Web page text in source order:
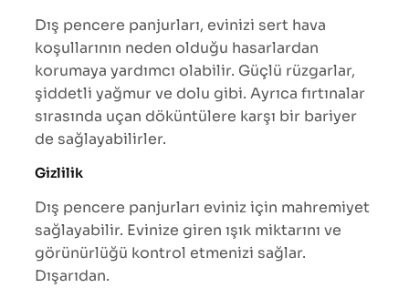
Dış pencere panjurları, evinizi sert hava
koşullarının neden olduğu hasarlardan
korumaya yardımcı olabilir. Güçlü rüzgarlar,
şiddetli yağmur ve dolu gibi. Ayrıca fırtınalar
sırasında uçan döküntülere karşı bir bariyer
de sağlayabilirler.
Gizlilik
Dış pencere panjurları eviniz için mahremiyet
sağlayabilir. Evinize giren ışık miktarını ve
görünürlüğü kontrol etmenizi sağlar.
Dışarıdan.